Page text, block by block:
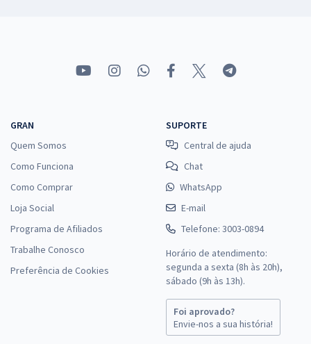
GRAN
Quem Somos
Como Funciona
Como Comprar
Loja Social
Programa de Afiliados
Trabalhe Conosco
Preferência de Cookies
SUPORTE
Central de ajuda
Chat
WhatsApp
E-mail
Telefone: 3003-0894
Horário de atendimento:
segunda a sexta (8h às 20h),
sábado (9h às 13h).
Foi aprovado?
Envie-nos a sua história!